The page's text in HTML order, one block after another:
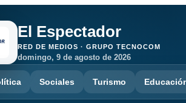
El Espectador
RED DE MEDIOS · GRUPO TECNOCOM
domingo, 9 de agosto de 2026
Sociales Turismo